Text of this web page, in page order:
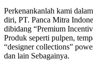
Perkenankanlah kami
diri, PT. Panca Mitra
dibidang “Premium
Produk seperti pulpen,
“designer collections”
dan lain Sebagainya.